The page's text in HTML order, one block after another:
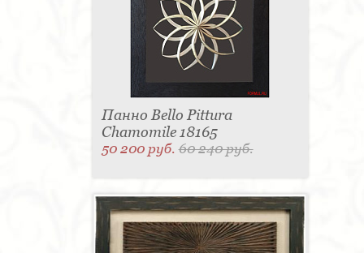
Панно Bello Pittura
Chamomile 18165
50 200 руб.60 240 руб.